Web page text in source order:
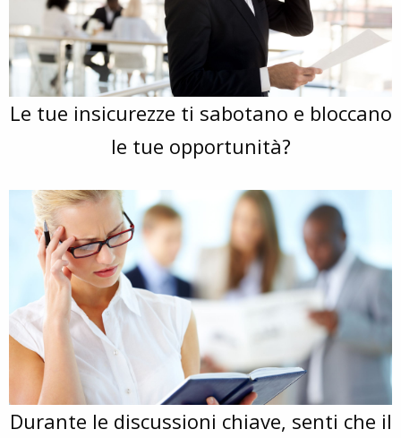
Le tue insicurezze ti sabotano e bloccano
le tue opportunità?
Durante le discussioni chiave, senti che il